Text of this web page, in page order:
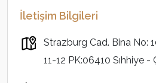
İletişim Bilgileri
Strazburg Cad. Bina No:
11-12 PK:06410 Sıhhiye